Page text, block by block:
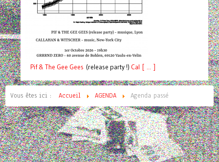
Pif& The Gee Gees (release party !) Cal [ ... ]
Vous êtes ici : Accueil AGENDA Agenda passé